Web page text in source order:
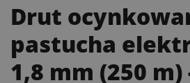
Drut
pastucha
1,8 mm (250 m)